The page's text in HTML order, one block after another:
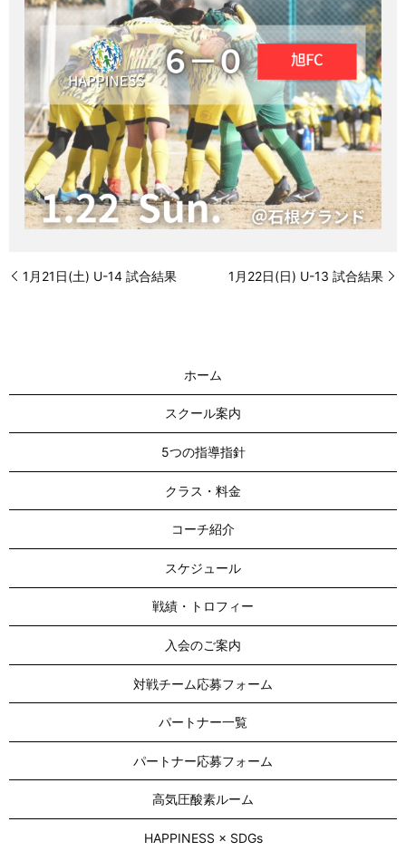
1月21日(土) U-14 試合結果 1月22日(日) U-13 試合結果
ホーム
スクール案内
5つの指導指針
クラス・料金
コーチ紹介
スケジュール
戦績・トロフィー
入会のご案内
対戦チーム応募フォーム
パートナー一覧
パートナー応募フォーム
高気圧酸素ルーム
HAPPINESS × SDGs